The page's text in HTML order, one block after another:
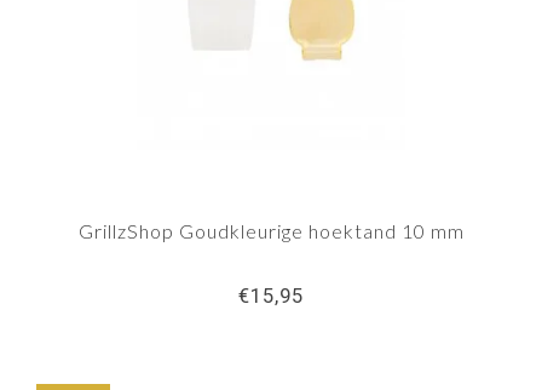
GrillzShop Goudkleurige hoektand 10 mm
€15,95